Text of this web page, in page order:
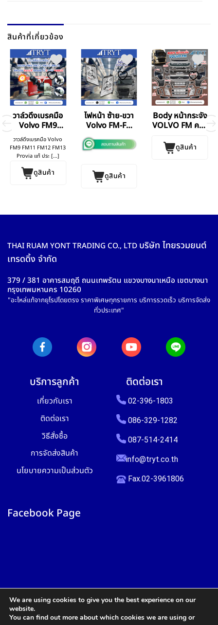
สินค้าที่เกี่ยวข้อง
วาล์วดึงเบรคมือ
Volvo FM9
FM11 FM12
FM13
วาวล์ดึงเบรคมือ Volvo
FM9 FM11 FM12 FM13
Provia แท้ ประ [...]
ดูสินค้า
ไฟหน้า ซ้าย-ขวา
Volvo FM-FH
ดูสินค้า
Body หน้ากระจัง
VOLVO FM ครบ
ดูสินค้า
THAI RUAM YONT TRADING CO., LTD บริษัท ไทยรวมยนต์
เทรดดิ้ง จำกัด
379 / 381 อาคารสมฤดี ถนนเทพรัตน แขวงบางนาเหนือ เขตบางนา
กรุงเทพมหานคร 10260
"อะไหล่แท้จากยุโรปโดยตรง ราคาพิเศษทุกรายการ บริการรวดเร็ว บริการจัดส่ง
ทั่วประเทศ"
บริการลูกค้า
เกี่ยวกับเรา
ติดต่อเรา
วิธีสั่งซื้อ
การจัดส่งสินค้า
นโยบายความเป็นส่วนตัว
ติดต่อเรา
02-396-1803
086-329-1282
087-514-2414
info@tryt.co.th
Fax.02-3961806
Facebook Page
We are using cookies to give you the best experience on our
website.
You can find out more about which cookies we are using or